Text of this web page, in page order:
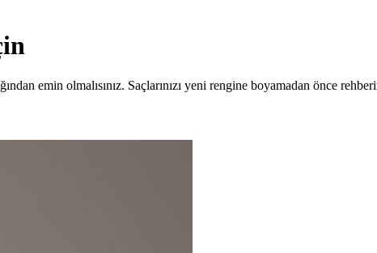
emin olmalısınız. Saçlarınızı yeni rengine boyamadan önce